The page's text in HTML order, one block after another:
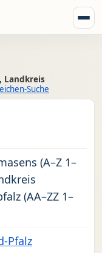
Landkreis
Suche
(A–Z 1–
(AA–ZZ 1–
Pfalz